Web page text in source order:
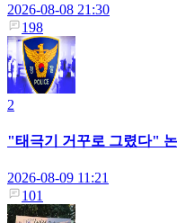
2026-08-08 21:30
198
2
"태극기 거꾸로 그렸다"
2026-08-09 11:21
101